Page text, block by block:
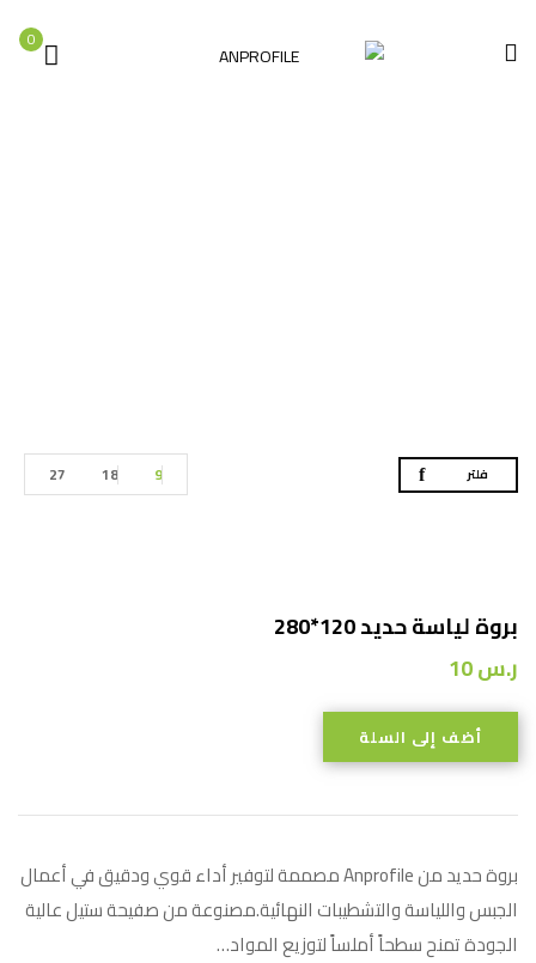
0
فلتر 9
18
27
بروة لياسة حديد 120*280
ر.س10
أضف إلى السلة
بروة حديد من Anprofile مصممة لتوفير أداء قوي ودقيق في أعمال
الجبس واللياسة والتشطيبات النهائية.مصنوعة من صفيحة ستيل عالية
الجودة تمنح سطحاً أملساً لتوزيع المواد…